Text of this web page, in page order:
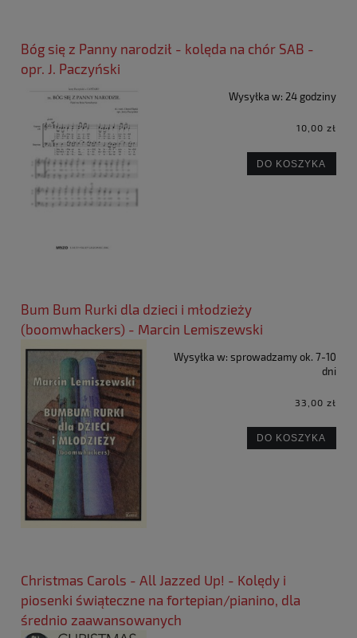
Bóg się z Panny narodził - kolęda na chór SAB -
opr. J. Paczyński
Wysyłka w: 24 godziny
10,00 zł
DO KOSZYKA
Bum Bum Rurki dla dzieci i młodzieży
(boomwhackers) - Marcin Lemiszewski
Wysyłka w: sprowadzamy ok. 7-10
dni
33,00 zł
DO KOSZYKA
Christmas Carols - All Jazzed Up! - Kolędy i
piosenki świąteczne na fortepian/pianino, dla
średnio zaawansowanych